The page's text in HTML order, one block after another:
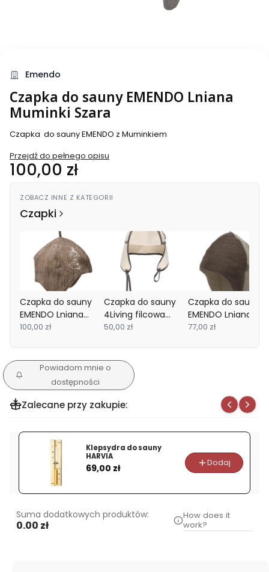
Emendo
Czapka do sauny EMENDO Lniana
Muminki Szara
Czapka do sauny EMENDO z Muminkiem
Przejdź do pełnego opisu
Cena
100,00 zł
ZOBACZ INNE Z KATEGORII
Czapki
Czapka do sauny
EMENDO Lniana
Muminki Brązowa
100,00 zł
Czapka do sauny
4Living filcowa
Pilotka
50,00 zł
Czapka do sauny
EMENDO Lniana
brązowa
77,00 zł
Powiadom mnie o
dostępności
Zalecane przy zakupie:
Klepsydra do sauny
HARVIA
Cena
69,00 zł Dodaj
Suma dodatkowych produktów:
0.00 zł
How does it
work?